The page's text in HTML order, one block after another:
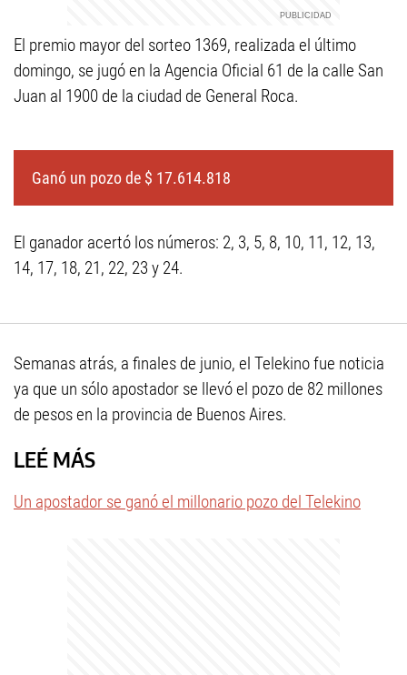
El premio mayor del sorteo 1369, realizada el último
domingo, se jugó en la Agencia Oficial 61 de la calle San
Juan al 1900 de la ciudad de General Roca.
Ganó un pozo de $ 17.614.818
El ganador acertó los números: 2, 3, 5, 8, 10, 11, 12, 13,
14, 17, 18, 21, 22, 23 y 24.
Semanas atrás, a finales de junio, el Telekino fue noticia
ya que un sólo apostador se llevó el pozo de 82 millones
de pesos en la provincia de Buenos Aires.
LEÉ MÁS
Un apostador se ganó el millonario pozo del Telekino